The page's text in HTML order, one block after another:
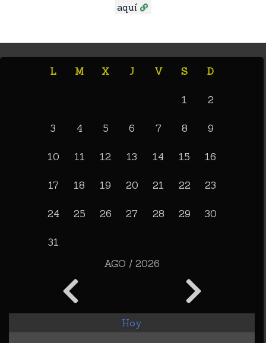
aquí
L M X J V S D
1 2
3 4 5 6 7 8 9
10 11 12 13 14 15 16
17 18 19 20 21 22 23
24 25 26 27 28 29 30
31
AGO / 2026
Hoy